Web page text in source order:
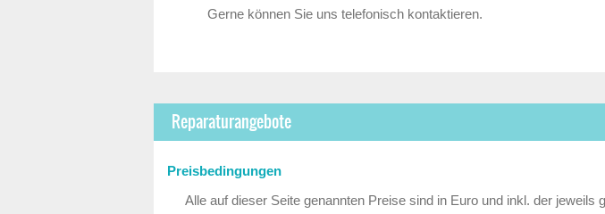
Gerne können Sie uns telefonisch kontaktieren.
Reparaturangebote
Preisbedingungen
Alle auf dieser Seite genannten Preise sind in Euro und inkl. der jeweils